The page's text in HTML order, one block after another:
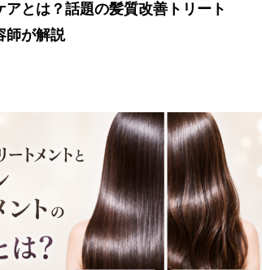
アとは？話題の髪質改善トリート
師が解説